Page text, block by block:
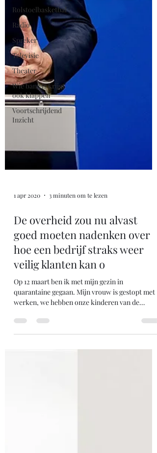
Rolstoelbasketbal
Radio
Spreker
Televisie
Theater
Wie bang is krijgt
ook klappen
Voortschrijdend
Inzicht
1 apr 2020 3 minuten om te lezen
De overheid zou nu alvast
goed moeten nadenken over
hoe een bedrijf straks weer
veilig klanten kan o
Op 12 maart ben ik met mijn gezin in
quarantaine gegaan. Mijn vrouw is gestopt met